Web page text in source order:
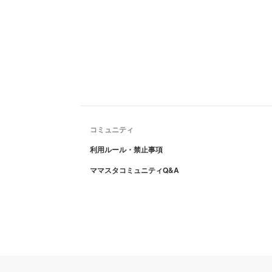
コミュニティ
利用ルール・禁止事項
ママスタコミュニティQ&A